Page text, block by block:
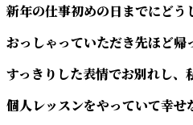
新年の仕事初めの日までにどう
おっしゃっていただき先ほど帰
すっきりした表情でお別れし、
個人レッスンをやっていて幸せ